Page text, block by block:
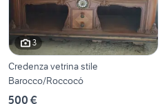
3
Credenza vetrina stile
Barocco/Roccocó
500 €